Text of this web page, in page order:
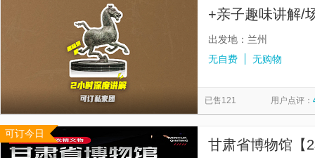
+亲子趣味讲解/
出发地：兰州
无自费
无购物
已售121 用户点评：
可订今日
甘肃省博物馆【